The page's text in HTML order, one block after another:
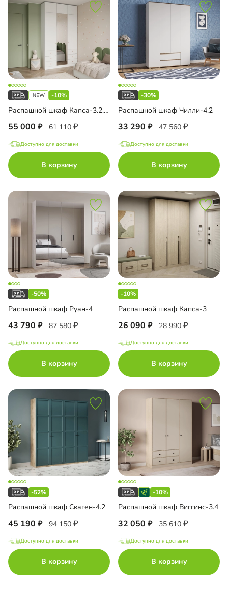
-10%
Распашной шкаф Капса-3.2.3 с зеркалом и антресолью
55 000 61 110
Доступно для доставки
В корзину
-30%
Распашной шкаф Чилли-4.2
33 290 47 560
Доступно для доставки
В корзину
-50%
Распашной шкаф Руан-4
43 790 87 580
Доступно для доставки
В корзину
-10%
Распашной шкаф Капса-3
26 090 28 990
Доступно для доставки
В корзину
-52%
Распашной шкаф Скаген-4.2
45 190 94 150
Доступно для доставки
В корзину
-10%
Распашной шкаф Виггинс-3.4
32 050 35 610
Доступно для доставки
В корзину